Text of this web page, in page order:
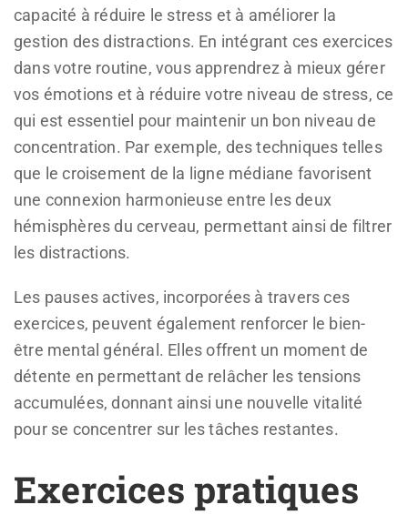
capacité à réduire le stress et à améliorer la
gestion des distractions. En intégrant ces exercices
dans votre routine, vous apprendrez à mieux gérer
vos émotions et à réduire votre niveau de stress, ce
qui est essentiel pour maintenir un bon niveau de
concentration. Par exemple, des techniques telles
que le croisement de la ligne médiane favorisent
une connexion harmonieuse entre les deux
hémisphères du cerveau, permettant ainsi de filtrer
les distractions.
Les pauses actives, incorporées à travers ces
exercices, peuvent également renforcer le bien-
être mental général. Elles offrent un moment de
détente en permettant de relâcher les tensions
accumulées, donnant ainsi une nouvelle vitalité
pour se concentrer sur les tâches restantes.
Exercices pratiques